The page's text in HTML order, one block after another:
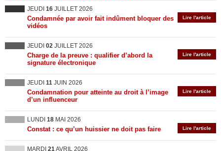
JEUDI 16 JUILLET 2026
Lire l'article
Condamnée par avoir fait indûment bloquer des
vidéos
JEUDI 02 JUILLET 2026
Lire l'article
Charge de la preuve : qualifier d’abord la
signature électronique
JEUDI 11 JUIN 2026
Lire l'article
Condamnation pour atteinte au droit à l’image
d’un influenceur
LUNDI 18 MAI 2026
Lire l'article
Constat : ce qu’un huissier ne doit pas faire
MARDI 21AVRIL 2026